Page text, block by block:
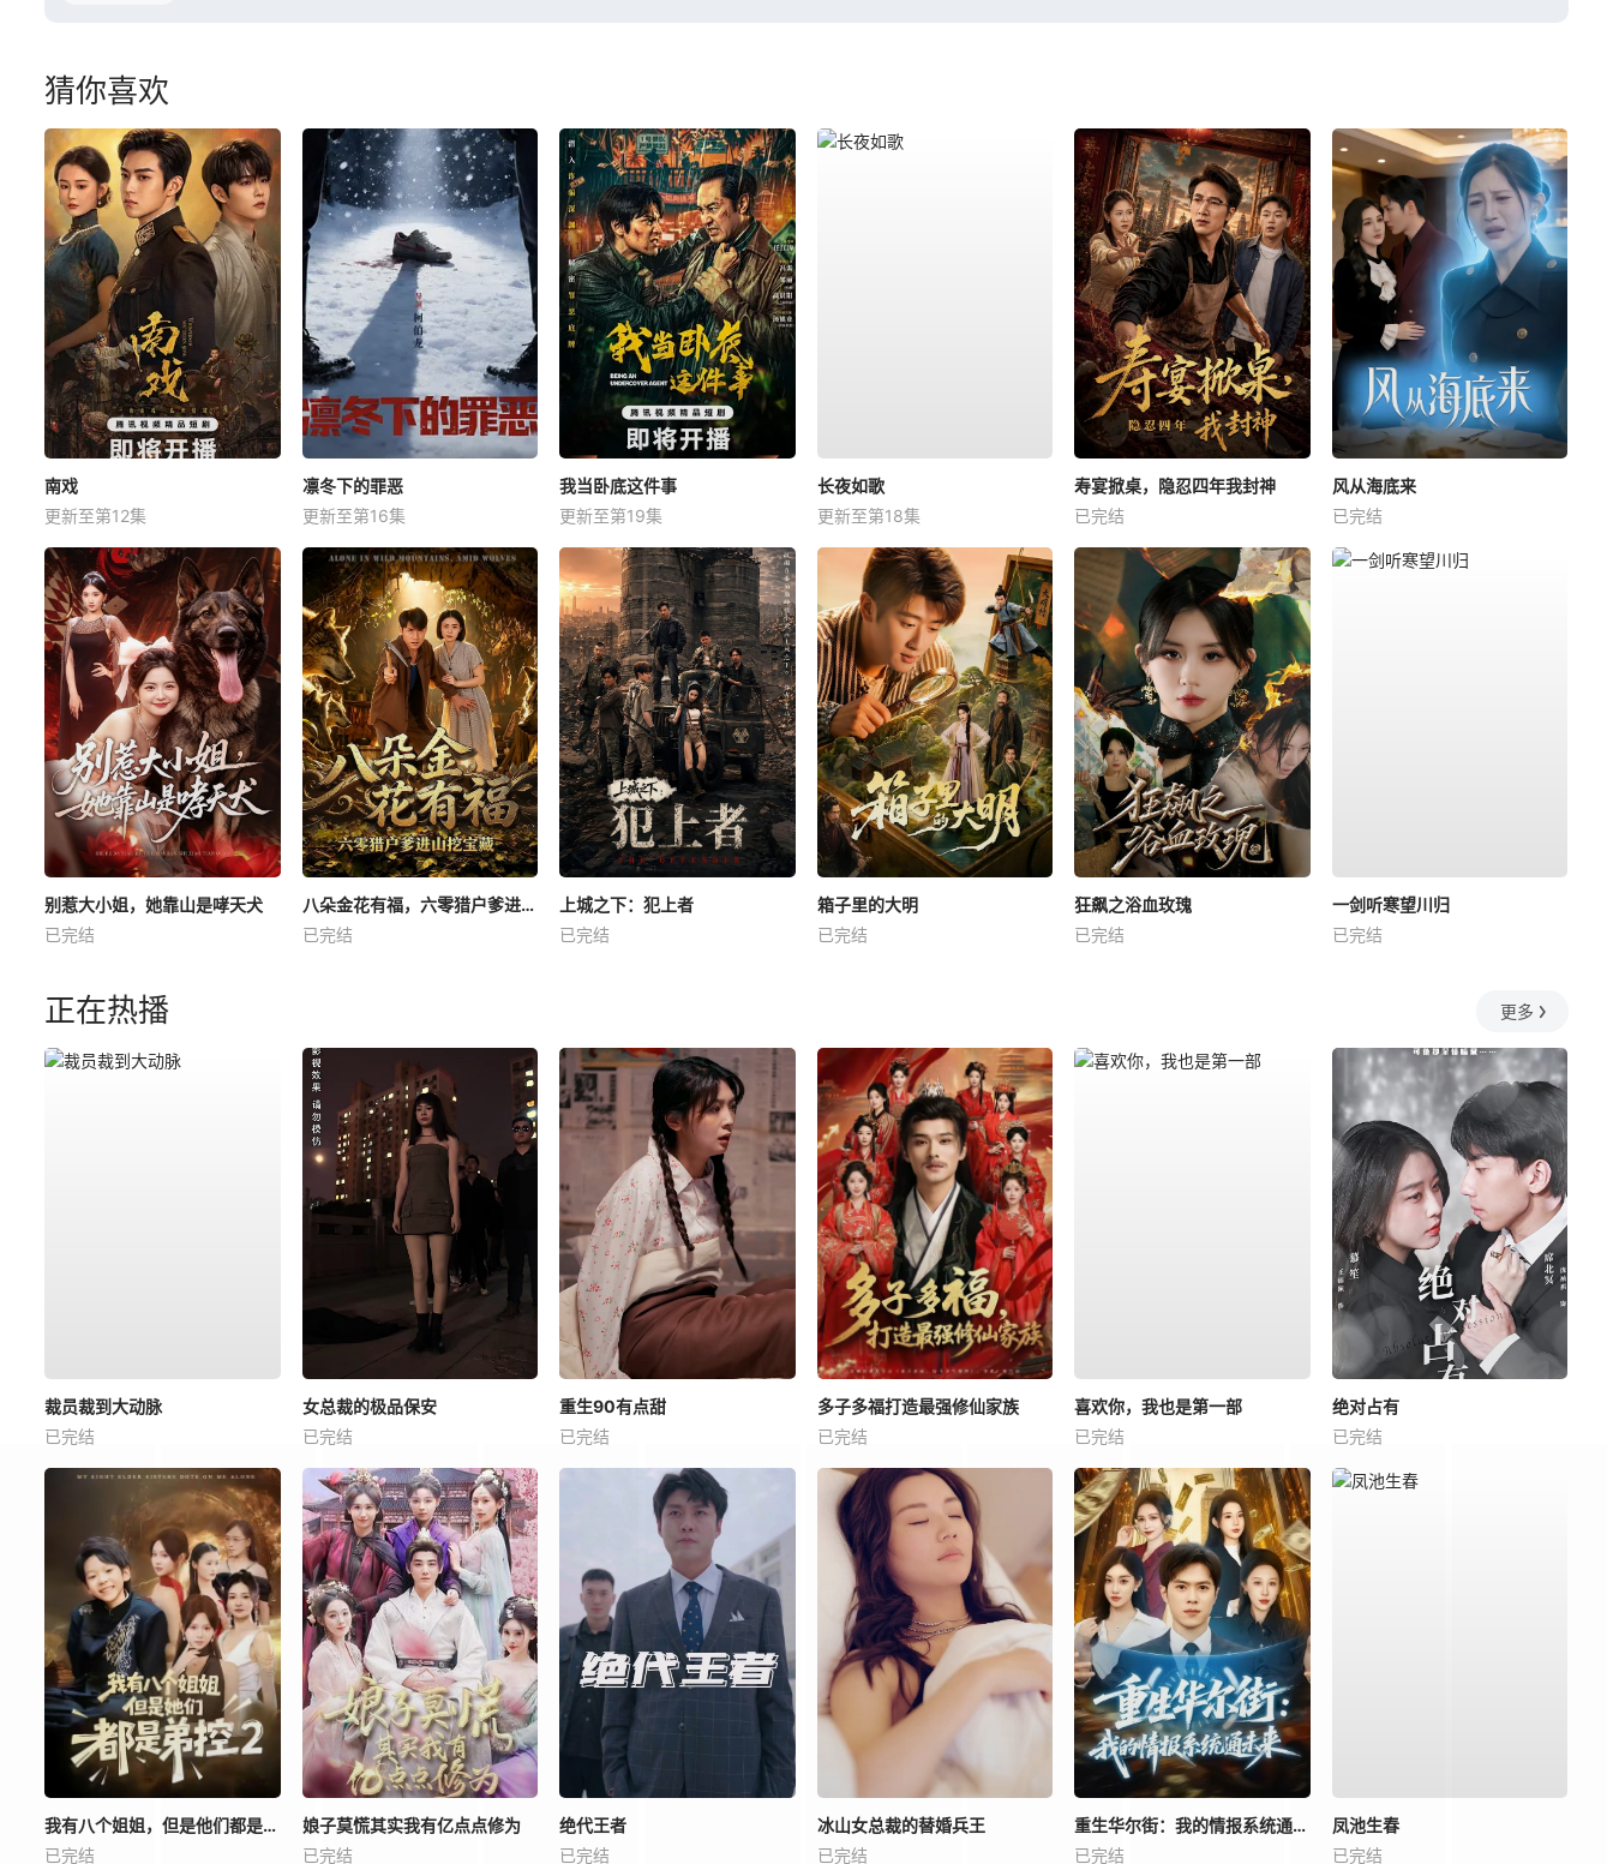
猜你喜欢
南戏
更新至第12集
凛冬下的罪恶
更新至第16集
我当卧底这件事
更新至第19集
长夜如歌
更新至第18集
寿宴掀桌，隐忍四年我封神
已完结
风从海底来
已完结
别惹大小姐，她靠山是哮天犬
已完结
八朵金花有福，六零猎户爹进山挖宝藏
已完结
上城之下：犯上者
已完结
箱子里的大明
已完结
狂飙之浴血玫瑰
已完结
一剑听寒望川归
已完结
正在热播 更多
裁员裁到大动脉
已完结
女总裁的极品保安
已完结
重生90有点甜
已完结
多子多福打造最强修仙家族
已完结
喜欢你，我也是第一部
已完结
绝对占有
已完结
我有八个姐姐，但是他们都是弟控2
已完结
娘子莫慌其实我有亿点点修为
已完结
绝代王者
已完结
冰山女总裁的替婚兵王
已完结
重生华尔街：我的情报系统通未来
已完结
凤池生春
已完结